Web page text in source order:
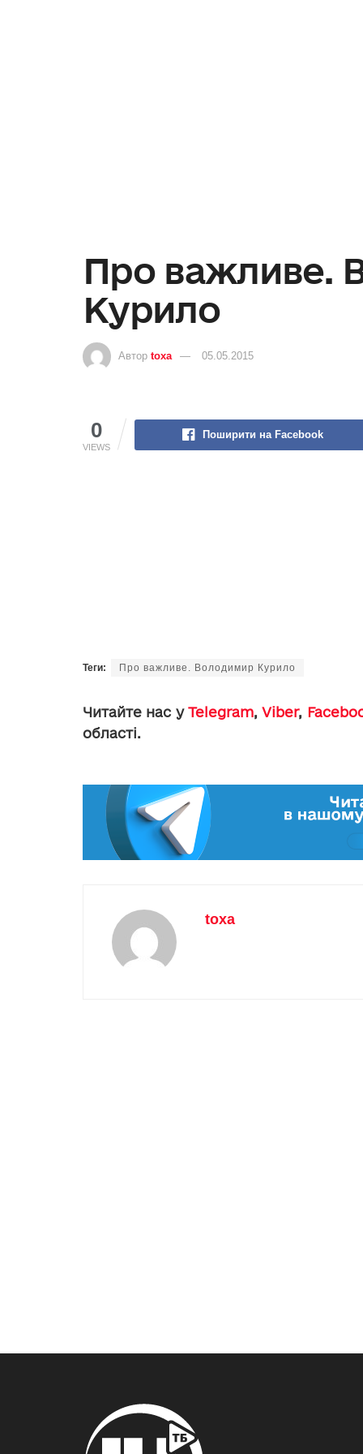
Про важливе.
Курило
Автор toxa 05.05.2015
0
VIEWS
Поширити на Facebook
Теги: Про важливе. Володимир Курило
Читайте нас уTelegram,Viber,
області.
toxa